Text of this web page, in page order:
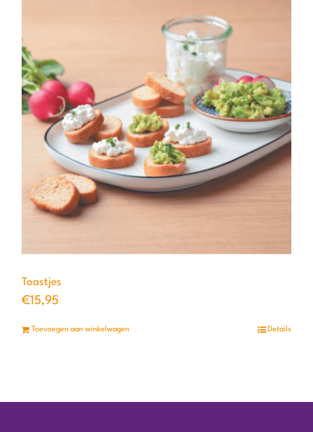
Toastjes
€15,95
Toevoegen aan winkelwagen Details